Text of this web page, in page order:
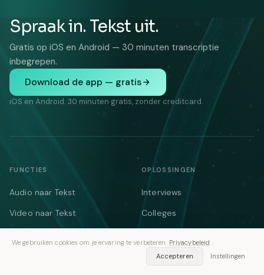
Spraak in. Tekst uit.
Gratis op iOS en Android — 30 minuten transcriptie
inbegrepen.
Download de app — gratis
iOS en Android. 30 minuten gratis, zonder creditcard.
FUNCTIES
Audio naar Tekst
Video naar Tekst
OPLOSSINGEN
Interviews
Colleges
Medisch
We gebruiken cookies om je ervaring te verbeteren. Privacybeleid
Accepteren
Instellingen